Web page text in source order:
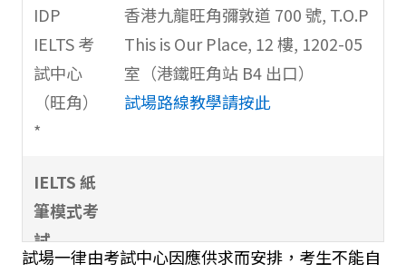
1.有效的身份證明文件（香港身份證/護照）
2.身份證明文件* （PDF或JPEG格式）
3.付款方法: 信用卡（Visa或Master信用卡） 或
PayPal
IDP
IELTS 考
試中心
（旺角）
*
香港九龍旺角彌敦道 700 號, T.O.P
This is Our Place, 12 樓, 1202-05
室（港鐵旺角站 B4 出口）
試場路線教學請按此
IELTS 紙
筆模式考
試
試場一律由考試中心因應供求而安排，考生不能自